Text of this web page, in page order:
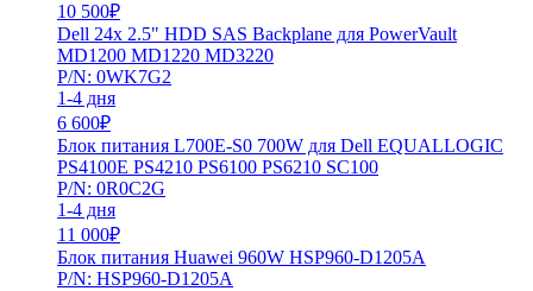
10 500₽
Dell 24x 2.5" HDD SAS Backplane для PowerVault
MD1200 MD1220 MD3220
P/N: 0WK7G2
1-4 дня
6 600₽
Блок питания L700E-S0 700W для Dell EQUALLOGIC
PS4100E PS4210 PS6100 PS6210 SC100
P/N: 0R0C2G
1-4 дня
11 000₽
Блок питания Huawei 960W HSP960-D1205A
P/N: HSP960-D1205A